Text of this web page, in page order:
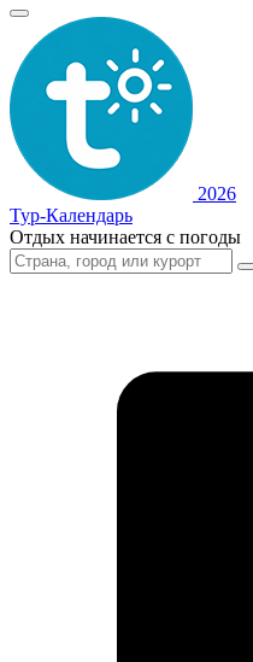
2026
Тур-Календарь
Отдых начинается с погоды